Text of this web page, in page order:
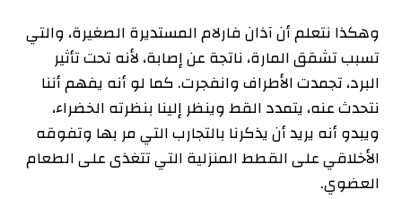
وهكذا نتعلم أن آذان فارلام المستديرة الصغيرة، والتي
تسبب تشقق المارة، ناتجة عن إصابة، لأنه تحت تأثير
البرد، تجمدت الأطراف وانفجرت. كما لو أنه يفهم أننا
نتحدث عنه، يتمدد القط وينظر إلينا بنظرته الخضراء،
ويبدو أنه يريد أن يذكرنا بالتجارب التي مر بها وتفوقه
الأخلاقي على القطط المنزلية التي تتغذى على الطعام
العضوي.